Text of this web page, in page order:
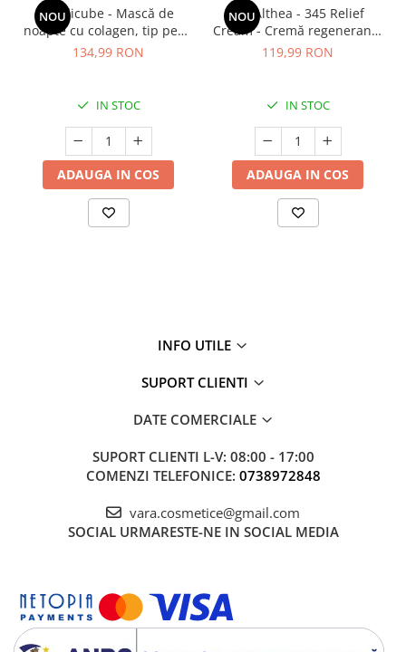
NOU
Medicube - Mască de
noapte cu colagen, tip peel-
off (se îndepărtează prin
75 ml
134,99 RON
IN STOC
ADAUGA IN COS
NOU
Dr. Althea - 345 Relief
Cream - Cremă regenerantă
pentru față - 50 ml
119,99 RON
IN STOC
ADAUGA IN COS
INFO UTILE
SUPORT CLIENTI
DATE COMERCIALE
SUPORT CLIENTI L-V: 08:00 - 17:00
COMENZI TELEFONICE: 0738972848
vara.cosmetice@gmail.com
SOCIAL URMARESTE-NE IN SOCIAL MEDIA